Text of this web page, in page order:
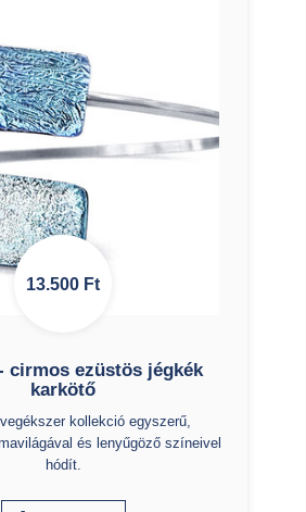
13.500 Ft
cirmos ezüstös jégkék
karkötő
kollekció egyszerű,
és lenyűgöző színeivel
hódít.